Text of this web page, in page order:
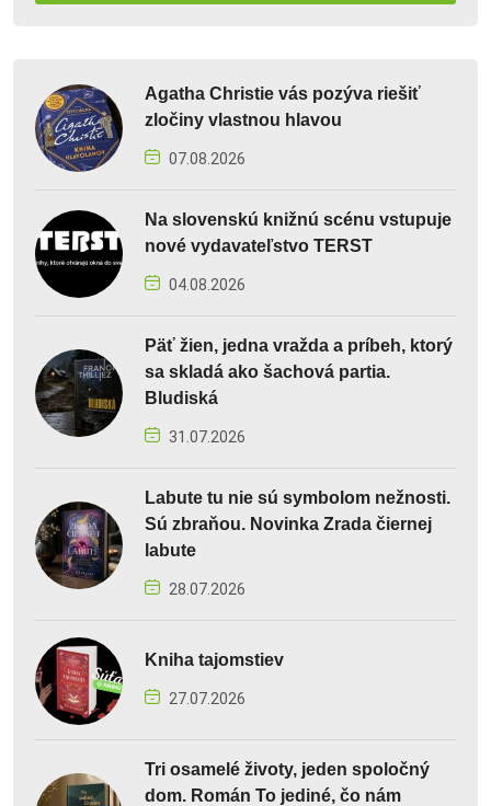
Agatha Christie vás pozýva riešiť
zločiny vlastnou hlavou
07.08.2026
Na slovenskú knižnú scénu vstupuje
nové vydavateľstvo TERST
04.08.2026
Päť žien, jedna vražda a príbeh, ktorý
sa skladá ako šachová partia.
Bludiská
31.07.2026
Labute tu nie sú symbolom nežnosti.
Sú zbraňou. Novinka Zrada čiernej
labute
28.07.2026
Kniha tajomstiev
27.07.2026
Tri osamelé životy, jeden spoločný
dom. Román To jediné, čo nám